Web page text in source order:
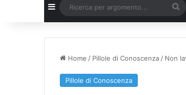
Barra laterale
Home / Pillole di Conoscenza / Non
Pillole di Conoscenza